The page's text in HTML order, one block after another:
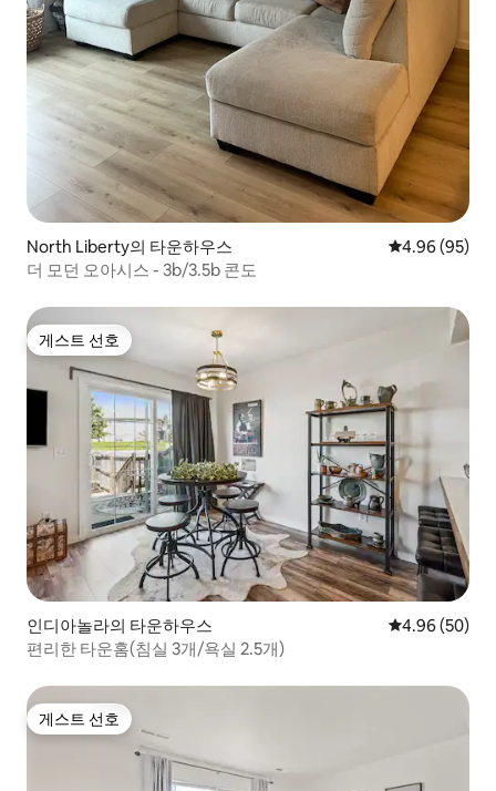
North Liberty의 타운하우스 평점 4.96점(5
4.96 (95)
더 모던 오아시스 - 3b/3.5b 콘도
게스트 선호
게스트 선호
인디아놀라의 타운하우스 평점 4.96점(5
4.96 (50)
편리한 타운홈(침실 3개/욕실 2.5개)
게스트 선호
게스트 선호